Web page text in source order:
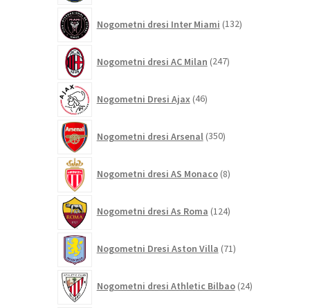
Nogometni dresi Inter Miami 132izdelkov
Nogometni dresi AC Milan 247izdelkov
Nogometni Dresi Ajax 46izdelkov
Nogometni dresi Arsenal 350izdelkov
Nogometni dresi AS Monaco 8izdelkov
Nogometni dresi As Roma 124izdelkov
Nogometni Dresi Aston Villa 71izdelkov
Nogometni dresi Athletic Bilbao 24izdelkov